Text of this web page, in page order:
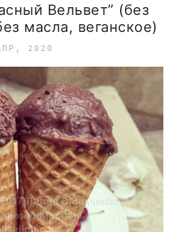
Вельвет” (без
масла, веганское)
2020